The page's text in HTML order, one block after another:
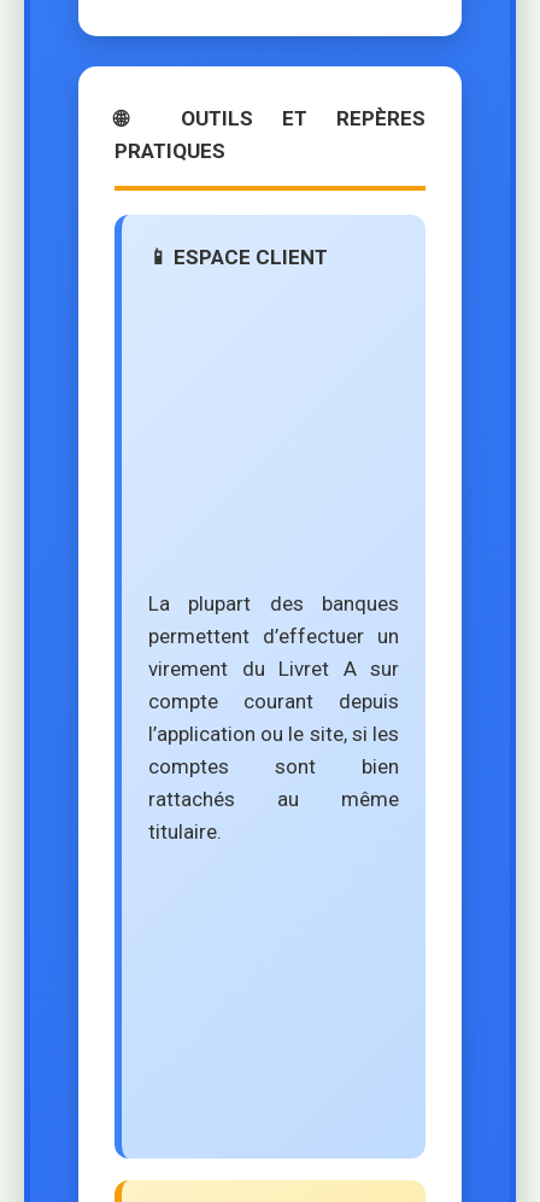
🌐 OUTILS ET REPÈRES
PRATIQUES
📱 ESPACE CLIENT
La plupart des banques
permettent d’effectuer un
virement du Livret A sur
compte courant depuis
l’application ou le site, si les
comptes sont bien
rattachés au même
titulaire.